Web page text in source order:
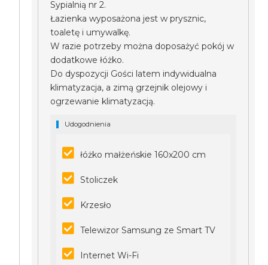
Sypialnią nr 2.
Łazienka wyposażona jest w prysznic,
toaletę i umywalkę.
W razie potrzeby można doposażyć pokój w
dodatkowe łóżko.
Do dyspozycji Gości latem indywidualna
klimatyzacja, a zimą grzejnik olejowy i
ogrzewanie klimatyzacją.
Udogodnienia
łóżko małżeńskie 160x200 cm
Stoliczek
Krzesło
Telewizor Samsung ze Smart TV
Internet Wi-Fi